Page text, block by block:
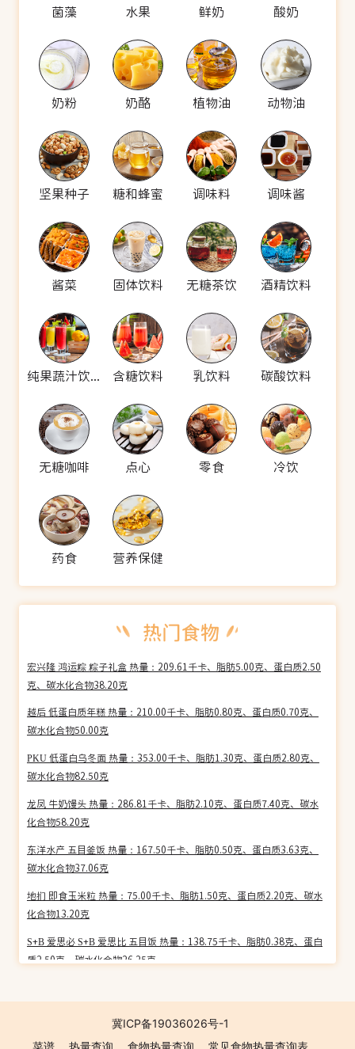
菌藻 水果 鲜奶 酸奶
奶粉 奶酪 植物油 动物油
坚果种子 糖和蜂蜜 调味料 调味酱
酱菜 固体饮料 无糖茶饮 酒精饮料
纯果蔬汁饮料 含糖饮料 乳饮料 碳酸饮料
无糖咖啡 点心 零食 冷饮
药食 营养保健
宏兴隆 鸿运粽 粽子礼盒 热量：209.61千卡、脂肪5.00克、蛋白质2.50
克、碳水化合物38.20克
越后 低蛋白质年糕 热量：210.00千卡、脂肪0.80克、蛋白质0.70克、
碳水化合物50.00克
PKU 低蛋白乌冬面 热量：353.00千卡、脂肪1.30克、蛋白质2.80克、
碳水化合物82.50克
龙凤 牛奶馒头 热量：286.81千卡、脂肪2.10克、蛋白质7.40克、碳水
化合物58.20克
东洋水产 五目釜饭 热量：167.50千卡、脂肪0.50克、蛋白质3.63克、
碳水化合物37.06克
地扪 即食玉米粒 热量：75.00千卡、脂肪1.50克、蛋白质2.20克、碳水
化合物13.20克
S+B 爱思必 S+B 爱思比 五目饭 热量：138.75千卡、脂肪0.38克、蛋白
质2.50克、碳水化合物26.25克
化合物26.00克
JAS 炒面大王 热量：431.67千卡、脂肪18.17克、蛋白质8.50克、碳水
冀ICP备19036026号-1